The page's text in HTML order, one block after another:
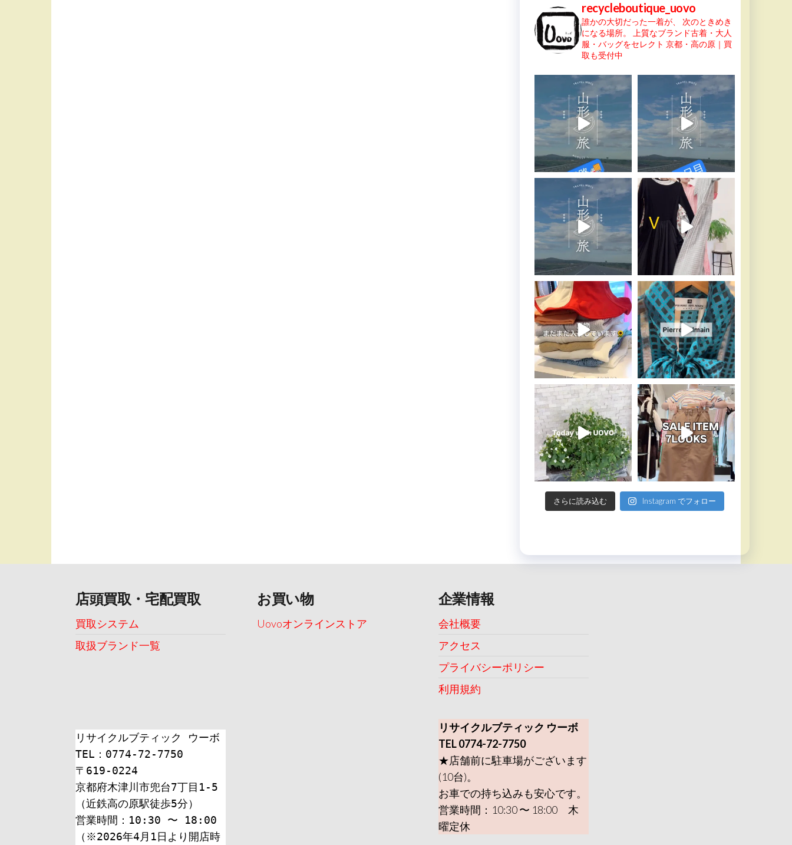
recycleboutique_uovo
誰かの大切だった一着が、
次のときめき
になる場所。
上質なブランド古着・大人
服・バッグをセレクト 京都・高の原｜買
取も受付中
さらに読み込む Instagram でフォロー
店頭買取・宅配買取
買取システム
取扱ブランド一覧
お買い物
Uovoオンラインストア
企業情報
会社概要
アクセス
プライバシーポリシー
利用規約
リサイクルブティック ウーボ
TEL：0774-72-7750
〒619-0224
京都府木津川市兜台7丁目1-5
（近鉄高の原駅徒歩5分）
営業時間：10:30 〜 18:00
（※2026年4月1日より開店時
リサイクルブティック ウーボ
TEL 0774-72-7750
★店舗前に駐車場がございます
(10台)。
お車での持ち込みも安心です。
営業時間：10:30 〜 18:00 木
曜定休